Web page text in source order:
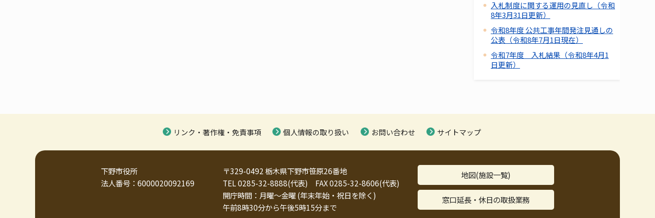
入札制度に関する運用の見直し（令和
8年3月31日更新）
令和8年度 公共工事年間発注見通しの
公表（令和8年7月1日現在）
令和7年度 入札結果（令和8年4月1
日更新）
リンク・著作権・免責事項 個人情報の取り扱い お問い合わせ サイトマップ
下野市役所
法人番号：6000020092169
〒329-0492 栃木県下野市笹原26番地
TEL 0285-32-8888(代表) FAX 0285-32-8606(代表)
開庁時間：月曜～金曜 (年末年始・祝日を除く)
午前8時30分から午後5時15分まで
地図(施設一覧)
窓口延長・休日の取扱業務